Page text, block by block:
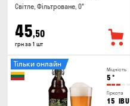
Світле, Фільтроване, 0°
45,50
грн за 1 шт
Міцність
5 °
Гіркота
15 IBU
Тільки онлайн